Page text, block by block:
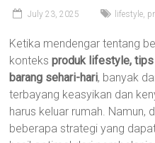
July 23, 2025 lifestyle,
Ketika mendengar tentang
konteksproduk lifestyle, tips
barang sehari-hari, banyak
terbayang keasyikan dan
harus keluar rumah. Namun,
beberapa strategi yang